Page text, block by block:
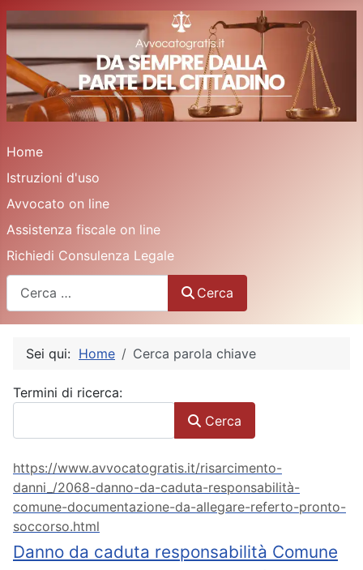
Home
Istruzioni d'uso
Avvocato on line
Assistenza fiscale on line
Richiedi Consulenza Legale
Cerca
Sei qui: Home Cerca parola chiave
Modulo di ricerca
Termini di ricerca:
Cerca
Danno da caduta responsabilità Comune
https://www.avvocatogratis.it/risarcimento-
danni_/2068-danno-da-caduta-responsabilità-
comune-documentazione-da-allegare-referto-pronto-
soccorso.html